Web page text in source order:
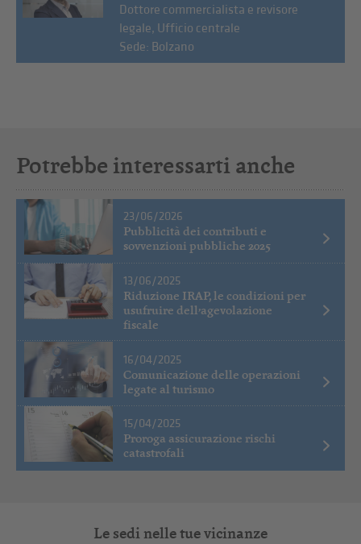
Dottore commercialista e revisore
legale, Ufficio centrale
Sede: Bolzano
Potrebbe interessarti anche
23/06/2026
Pubblicità dei contributi e
sovvenzioni pubbliche 2025
13/06/2025
Riduzione IRAP, le condizioni per
usufruire dell’agevolazione
fiscale
16/04/2025
Comunicazione delle operazioni
legate al turismo
15/04/2025
Proroga assicurazione rischi
catastrofali
Le sedi nelle tue vicinanze